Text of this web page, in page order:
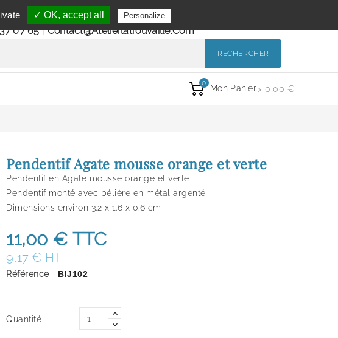
clientèle
au vendredi de 9h à 12h et de 14h à 18h
07 65|Contact@atelierlatrouvaille.com
RECHERCHER
0
Mon Panier> 0,00 €
Pendentif Agate mousse orange et verte
Pendentif en Agate mousse orange et verte
Pendentif monté avec bélière en métal argenté
Dimensions environ 3.2 x 1.6 x 0.6 cm
11,00 € TTC
9,17 € HT
Référence BIJ102
Quantité
✓ OK, accept all Personalize